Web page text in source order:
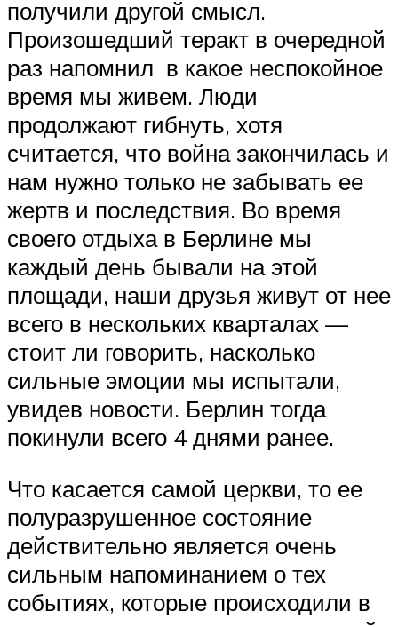
получили другой смысл.
Произошедший теракт в очередной
раз напомнил в какое неспокойное
время мы живем. Люди
продолжают гибнуть, хотя
считается, что война закончилась и
нам нужно только не забывать ее
жертв и последствия. Во время
своего отдыха в Берлине мы
каждый день бывали на этой
площади, наши друзья живут от нее
всего в нескольких кварталах —
стоит ли говорить, насколько
сильные эмоции мы испытали,
увидев новости. Берлин тогда
покинули всего 4 днями ранее.
Что касается самой церкви, то ее
полуразрушенное состояние
действительно является очень
сильным напоминанием о тех
событиях, которые происходили в